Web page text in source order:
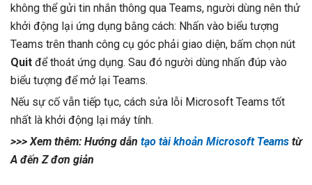
không thể gửi tin nhắn thông qua Teams, người dùng nên thử
khởi động lại ứng dụng bằng cách: Nhấn vào biểu tượng
Teams trên thanh công cụ góc phải giao diện, bấm chọn nút
Quit để thoát ứng dụng. Sau đó người dùng nhấn đúp vào
biểu tượng để mở lại Teams.
Nếu sự cố vẫn tiếp tục, cách sửa lỗi Microsoft Teams tốt
nhất là khởi động lại máy tính.
>>> Xem thêm: Hướng dẫn tạo tài khoản Microsoft Teams từ
A đến Z đơn giản